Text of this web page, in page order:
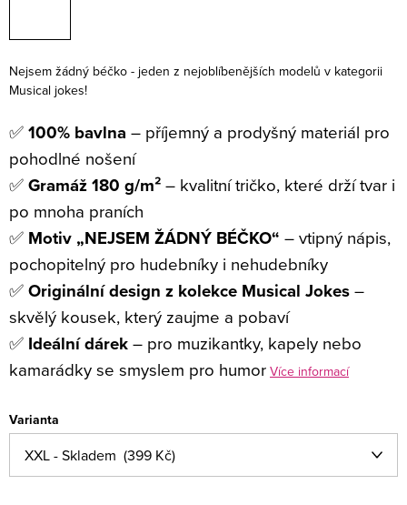
Nejsem žádný béčko - jeden z nejoblíbenějších modelů v kategorii
Musical jokes!
✅100% bavlna – příjemný a prodyšný materiál pro
pohodlné nošení
✅Gramáž 180 g/m²– kvalitní tričko, které drží tvar i
po mnoha praních
✅ Motiv „NEJSEM ŽÁDNÝ BÉČKO“ – vtipný nápis,
pochopitelný pro hudebníky i nehudebníky
✅Originální design z kolekce Musical Jokes–
skvělý kousek, který zaujme a pobaví
✅ Ideální dárek– pro muzikantky, kapely nebo
kamarádky se smyslem pro humor Více informací
Varianta